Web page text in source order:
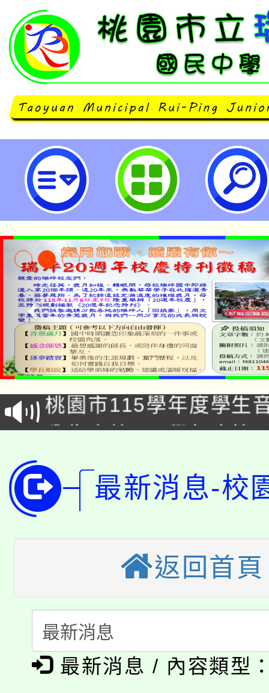
「113年度營造原住民族文化學習
桃園市立瑞坪國民中學
公告本校115學年度第
代理(課)教師甄選結果(
「2026金融保險知識
車」活動
桃園市115學年度學生
生本土語及新住民語歌
公告本校115學年度第
代理(課)教師甄選結果(
轉知中國文化大學推廣
《TA101》溝通分析基
程，歡迎學生輔導中心
心理、諮商輔導、社會
系所師生報名參加。
轉知苗栗縣政府辦理
縣市「校園短影音徵
門員」簡章及活動海報
踴躍報名參加。
桃園市115學年度學生
「桃園市補助參觀特色
展演活動實施計畫」
115年度「教育部表揚
義教育推展貢獻獎」
公告本校115學年度第
代理(課)教師甄選結果(
「2026金融保險知識
最新消息-校
返回首頁
最新消息 / 內容類型